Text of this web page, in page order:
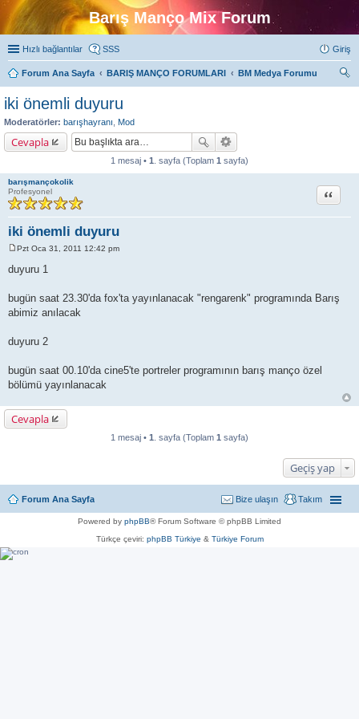
Barış Manço Mix Forum
Hızlı bağlantılar SSS Giriş
Forum Ana Sayfa BARIŞ MANÇO FORUMLARI
BM Medya Forumu
iki önemli duyuru
Moderatörler: barışhayranı Mod
Cevapla
1 mesaj • 1 . sayfa (Toplam 1 sayfa)
barışmançokolik
Profesyonel
iki önemli duyuru
Alıntı
s
Pzt Oca 31, 2011 12:42 pm
duyuru 1
bugün saat 23.30'da fox'ta yayınlanacak "rengarenk" programında Barış
abimiz anılacak
duyuru 2
bugün saat 00.10'da cine5'te portreler programının barış manço özel
bölümü yayınlanacak
Cevapla
1 mesaj • 1 . sayfa (Toplam 1 sayfa)
Geçiş yap
Forum Ana Sayfa Takım
Bize ulaşın
Powered by phpBB® Forum Software © phpBB Limited
Türkçe çeviri: phpBB Türkiye & Türkiye Forum